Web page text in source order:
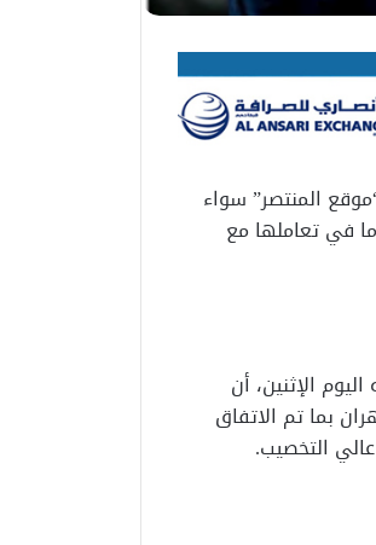
المنتصر” سواء
في تعاملها مع
الإثنين، أن
بما تم الاتفاق
التخصيب.